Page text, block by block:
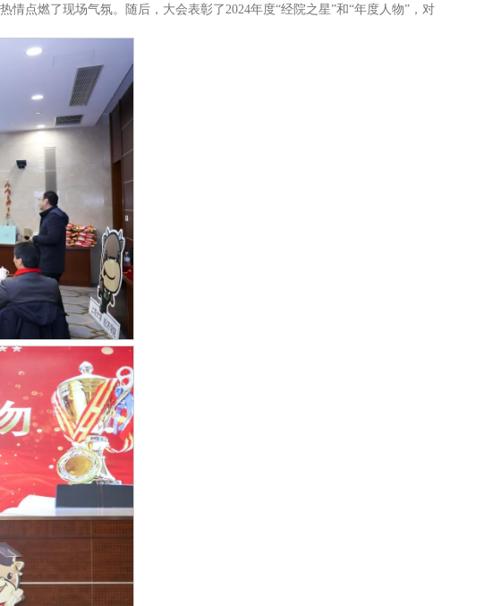
点燃了现场气氛。随后，大会表彰了2024年度“经院之星”和“年度人物”，对